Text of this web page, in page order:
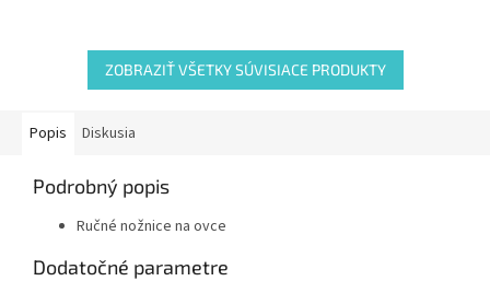
ZOBRAZIŤ VŠETKY SÚVISIACE PRODUKTY
Popis Diskusia
Podrobný popis
Ručné nožnice na ovce
Dodatočné parametre